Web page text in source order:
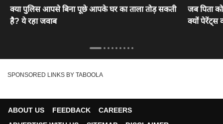
क्या पुलिस आपसे बिना पूछे आपके घर का ताला तोड़ सकती
है? ये रहा जवाब
जब पिता
क्यों पेरेंट्स
SPONSORED LINKS BY TABOOLA
ABOUT US FEEDBACK
CAREERS